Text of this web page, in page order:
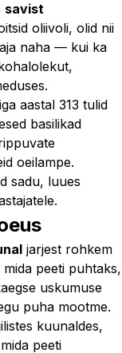
savist
oliivoli, olid nii
naha — kui ka
aastal 313 tulid
basilikad
oeilampe.
sadu, luues
jarjest rohkem
peeti puhtaks,
uskumuse
puha mootme.
kuunaldes,
peeti